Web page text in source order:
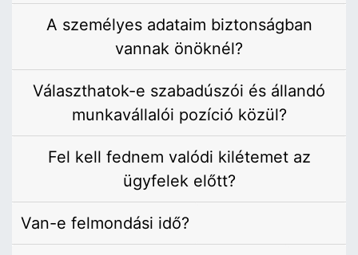
A személyes adataim biztonságban
vannak önöknél?
Választhatok-e szabadúszói és állandó
munkavállalói pozíció közül?
Fel kell fednem valódi kilétemet az
ügyfelek előtt?
Van-e felmondási idő?